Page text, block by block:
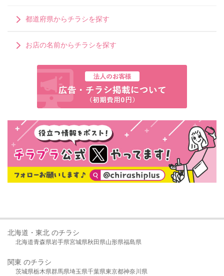
都道府県からチラシを探す
お店の名前からチラシを探す
北海道・東北 のチラシ
北海道青森県岩手県宮城県秋田県山形県福島県
関東 のチラシ
茨城県栃木県群馬県埼玉県千葉県東京都神奈川県